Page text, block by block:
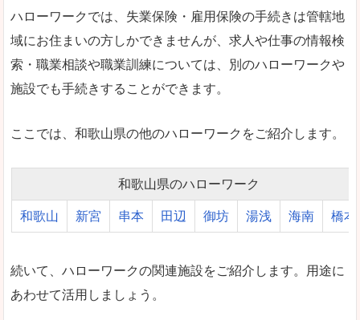
ハローワークでは、失業保険・雇用保険の手続きは管轄地
域にお住まいの方しかできませんが、求人や仕事の情報検
索・職業相談や職業訓練については、別のハローワークや
施設でも手続きすることができます。
ここでは、和歌山県の他のハローワークをご紹介します。
和歌山県のハローワーク
和歌山 新宮 串本 田辺 御坊 湯浅 海南 橋本
続いて、ハローワークの関連施設をご紹介します。用途に
あわせて活用しましょう。